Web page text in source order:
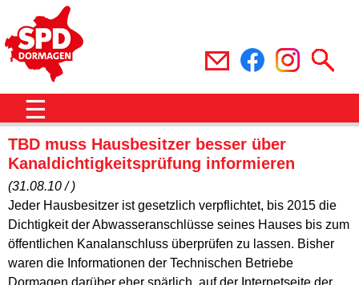
☰
TBD muss Hausbesitzer besser über
Kanaldichtigkeitsprüfung informieren
(31.08.10 / )
Jeder Hausbesitzer ist gesetzlich verpflichtet, bis 2015 die
Dichtigkeit der Abwasseranschlüsse seines Hauses bis zum
öffentlichen Kanalanschluss überprüfen zu lassen. Bisher
waren die Informationen der Technischen Betriebe
Dormagen darüber eher spärlich, auf der Internetseite der